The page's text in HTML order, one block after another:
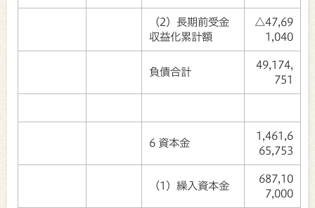
（2）長期前受金
収益化累計額
△47,69
1,040
負債合計
49,174,
751
6 資本金
1,461,6
65,753
（1）繰入資本金
687,10
7,000